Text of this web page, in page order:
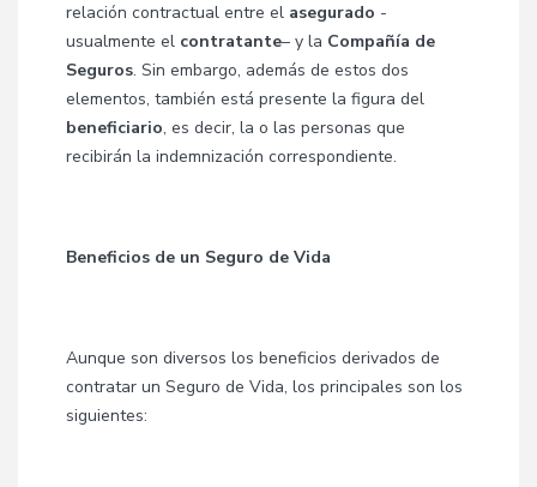
relación contractual entre el asegurado -
usualmente el contratante– y la Compañía de
Seguros. Sin embargo, además de estos dos
elementos, también está presente la figura del
beneficiario, es decir, la o las personas que
recibirán la indemnización correspondiente.
Beneficios de un Seguro de Vida
Aunque son diversos los beneficios derivados de
contratar un Seguro de Vida, los principales son los
siguientes: